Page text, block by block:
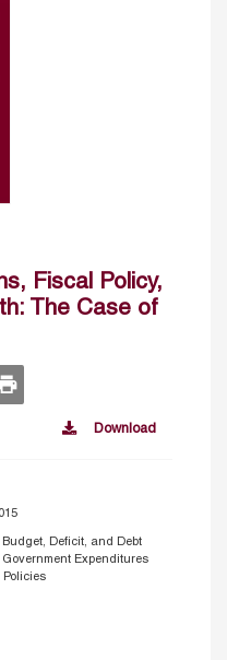
Fiscal Policy,
The Case of
Download
Budget, Deficit, and Debt
Government Expenditures
Policies